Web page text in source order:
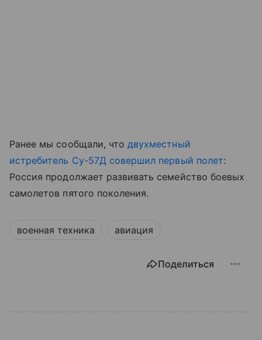
Ранее мы сообщали, чтодвухместный
истребитель Су-57Д совершил первый полет:
Россия продолжает развивать семейство боевых
самолетов пятого поколения.
военная техника авиация
Поделиться